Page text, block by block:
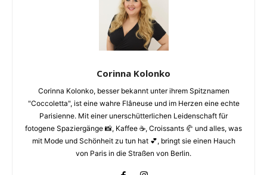
Corinna Kolonko
Corinna Kolonko, besser bekannt unter ihrem Spitznamen
"Coccoletta", ist eine wahre Flâneuse und im Herzen eine echte
Parisienne. Mit einer unerschütterlichen Leidenschaft für
fotogene Spaziergänge 📸, Kaffee ☕️, Croissants 🥐 und alles, was
mit Mode und Schönheit zu tun hat 💕, bringt sie einen Hauch
von Paris in die Straßen von Berlin.